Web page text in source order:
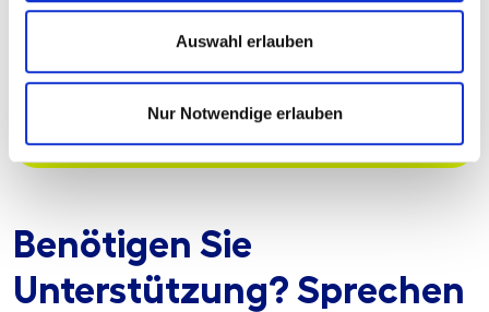
Auswahl erlauben
Nur Notwendige erlauben
beseitigen, schaffen klare Zuständigkeiten und sichere
Prüfpfade. So vermeiden Sie Beanstandungen und sorgen
für eine verlässliche Grundlage Ihrer Prozesse.
Hier mehr erfahren!
Benötigen Sie
Unterstützung? Sprechen